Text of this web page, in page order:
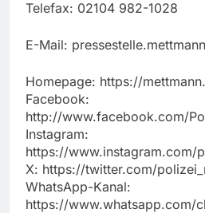
Telefax: 02104 982-1028
E-Mail:
Homepage: https://
Facebook:
http://www.facebook.com/
Instagram:
https://www.instagram.com/
X: https://twitter.com/
WhatsApp-Kanal:
https://www.whatsapp.com/